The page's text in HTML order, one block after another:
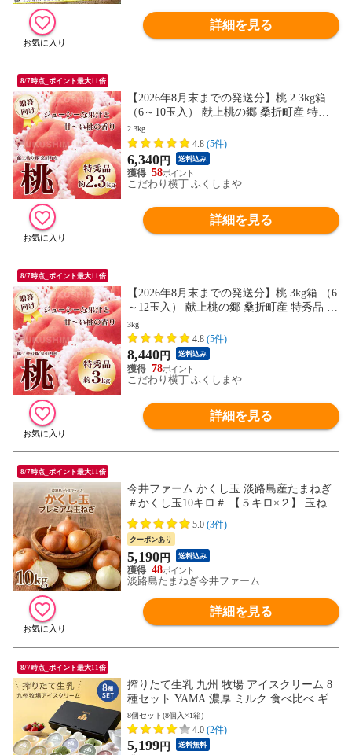
詳細を見る
8/7時点_ポイント最大11倍
【2026年8月末までの発送分】桃 2.3kg箱
（6～10玉入） 献上桃の郷 桑折町産 特秀
品 硬め 品種指定不可 贈答 ギフト プレゼ
ント
2.3kg
4.8 (5件)
6,340円 送料込み
58
こだわり横丁 ふくしまや
詳細を見る
8/7時点_ポイント最大11倍
【2026年8月末までの発送分】桃 3kg箱 （6
～12玉入） 献上桃の郷 桑折町産 特秀品 硬
め 品種指定不可 贈答 ギフト プレゼント
3kg
4.8 (5件)
8,440円 送料込み
78
こだわり横丁 ふくしまや
詳細を見る
8/7時点_ポイント最大11倍
今井ファーム かくし玉 淡路島産たまねぎ
＃かくし玉10キロ＃ 【５キロ×２】 玉ねぎ
玉ネギ タマネギ たまねぎ
5.0 (3件)
クーポンあり
5,190円 送料込み
48
淡路島たまねぎ今井ファーム
詳細を見る
8/7時点_ポイント最大11倍
搾りたて生乳 九州 牧場 アイスクリーム 8
種セット YAMA 濃厚 ミルク 食べ比べ ギフ
ト 詰め合わせ アイス クリーム アイスセッ
ト 無添加 ノンホモ ミルク バニラ 抹茶 ス
トロベリー 8個 セット お祝い 国産 日本製
8個セット(8個入×1箱)
4.0 (2件)
5,199円 送料無料